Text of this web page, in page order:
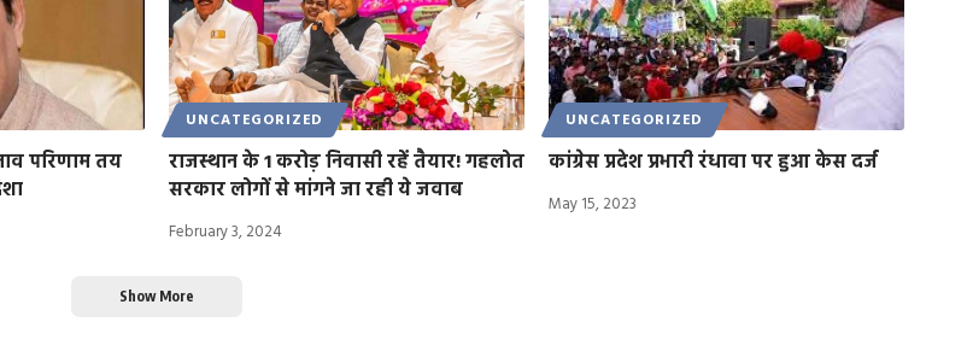
परिणाम तय
UNCATEGORIZED
राजस्थान के 1 करोड़ निवासी रहें तैयार! गहलोत
सरकार लोगों से मांगने जा रही ये जवाब
February 3, 2024
UNCATEGORIZED
कांग्रेस प्रदेश प्रभारी रंधावा पर हुआ केस दर्ज
May 15, 2023
Show More